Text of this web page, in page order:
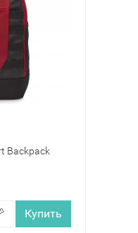
Backpack
Купить